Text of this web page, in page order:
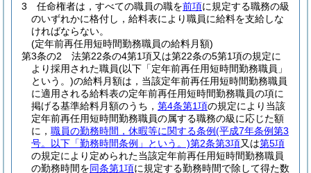
3
任命権者は，すべての職員の職を前項に規定する職務の級
のいずれかに格付し，給料表により職員に給料を支給しな
ければならない。
(定年前再任用短時間勤務職員の給料月額)
第3条の2
法第22条の4第1項又は第22条の5第1項の規定に
より採用された職員(以下「定年前再任用短時間勤務職員」
という。)の給料月額は，当該定年前再任用短時間勤務職員
に適用される給料表の定年前再任用短時間勤務職員の項に
掲げる基準給料月額のうち， 第4条第1項の規定により当該
定年前再任用短時間勤務職員の属する職務の級に応じた額
に， 職員の勤務時間，休暇等に関する条例(平成7年条例第3
号。以下「勤務時間条例」という。)第2条第3項又は第5項
の規定により定められた当該定年前再任用短時間勤務職員
の勤務時間を同条第1項に規定する勤務時間で除して得た数